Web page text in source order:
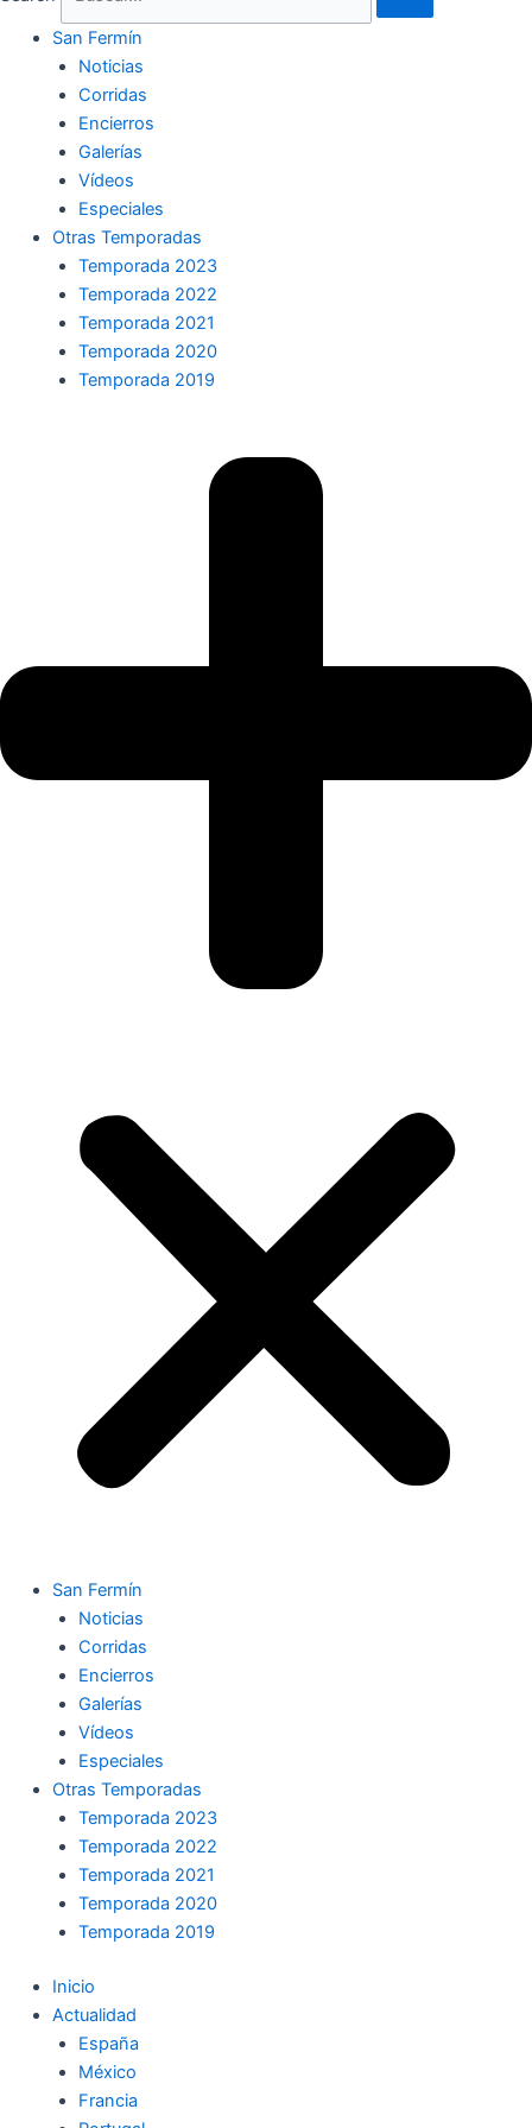
San Fermín
Noticias
Corridas
Encierros
Galerías
Vídeos
Especiales
Otras Temporadas
Temporada 2023
Temporada 2022
Temporada 2021
Temporada 2020
Temporada 2019
San Fermín
Noticias
Corridas
Encierros
Galerías
Vídeos
Especiales
Otras Temporadas
Temporada 2023
Temporada 2022
Temporada 2021
Temporada 2020
Temporada 2019
Inicio
Actualidad
España
México
Francia